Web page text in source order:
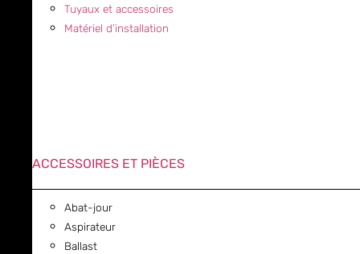
Tuyaux et accessoires
Matériel d’installation
ACCESSOIRES ET PIÈCES
Abat-jour
Aspirateur
Ballast